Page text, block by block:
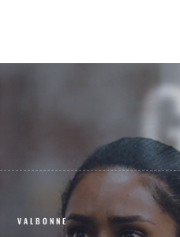
VALBONNE